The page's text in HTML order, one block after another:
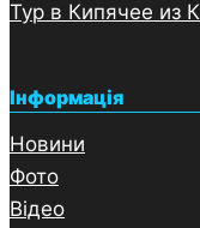
Тур в Кипячее из
Інформація
Новини
Фото
Відео